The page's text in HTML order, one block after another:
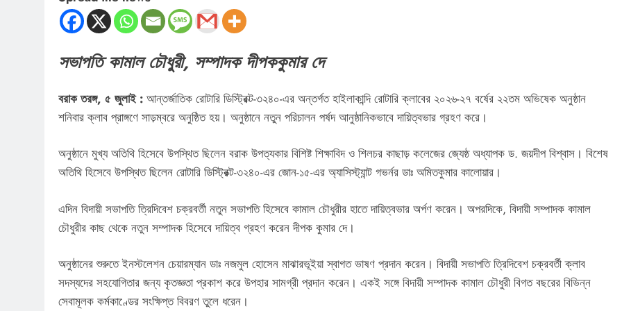
সভাপতি কামাল চৌধুরী, সম্পাদক দীপককুমার দে
বরাক তরঙ্গ, ৫ জুলাই : আন্তর্জাতিক রোটারি ডিস্ট্রিক্ট-৩২৪০-এর অন্তর্গত হাইলাকান্দি রোটারি ক্লাবের ২০২৬-২৭ বর্ষের ২২তম অভিষেক অনুষ্ঠান
শনিবার ক্লাব প্রাঙ্গণে সাড়ম্বরে অনুষ্ঠিত হয়। অনুষ্ঠানে নতুন পরিচালন পর্ষদ আনুষ্ঠানিকভাবে দায়িত্বভার গ্রহণ করে।
অনুষ্ঠানে মুখ্য অতিথি হিসেবে উপস্থিত ছিলেন বরাক উপত্যকার বিশিষ্ট শিক্ষাবিদ ও শিলচর কাছাড় কলেজের জ্যেষ্ঠ অধ্যাপক ড. জয়দীপ বিশ্বাস। বিশেষ
অতিথি হিসেবে উপস্থিত ছিলেন রোটারি ডিস্ট্রিক্ট-৩২৪০-এর জোন-১৫-এর অ্যাসিস্ট্যান্ট গভর্নর ডাঃ অমিতকুমার কালোয়ার।
এদিন বিদায়ী সভাপতি ত্রিদিবেশ চক্রবর্তী নতুন সভাপতি হিসেবে কামাল চৌধুরীর হাতে দায়িত্বভার অর্পণ করেন। অপরদিকে, বিদায়ী সম্পাদক কামাল
চৌধুরীর কাছ থেকে নতুন সম্পাদক হিসেবে দায়িত্ব গ্রহণ করেন দীপক কুমার দে।
অনুষ্ঠানের শুরুতে ইনস্টলেশন চেয়ারম্যান ডাঃ নজমুল হোসেন মাঝারভূইয়া স্বাগত ভাষণ প্রদান করেন। বিদায়ী সভাপতি ত্রিদিবেশ চক্রবর্তী ক্লাব
সদস্যদের সহযোগিতার জন্য কৃতজ্ঞতা প্রকাশ করে উপহার সামগ্রী প্রদান করেন। একই সঙ্গে বিদায়ী সম্পাদক কামাল চৌধুরী বিগত বছরের বিভিন্ন
সেবামূলক কর্মকাণ্ডের সংক্ষিপ্ত বিবরণ তুলে ধরেন।